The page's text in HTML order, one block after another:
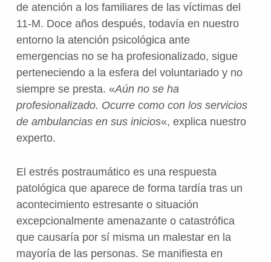
de atención a los familiares de las víctimas del
11-M. Doce años después, todavía en nuestro
entorno la atención psicológica ante
emergencias no se ha profesionalizado, sigue
perteneciendo a la esfera del voluntariado y no
siempre se presta. «Aún no se ha
profesionalizado. Ocurre como con los servicios
de ambulancias en sus inicios«, explica nuestro
experto.
El estrés postraumático es una respuesta
patológica que aparece de forma tardía tras un
acontecimiento estresante o situación
excepcionalmente amenazante o catastrófica
que causaría por sí misma un malestar en la
mayoría de las personas. Se manifiesta en